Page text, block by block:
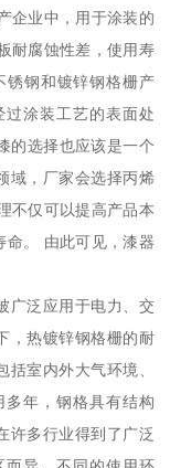
企业中，用于涂装的
耐腐蚀性差，使用寿
锈钢和镀锌钢格栅产
涂装工艺的表面处
的选择也应该是一个
域，厂家会选择丙烯
不仅可以提高产品本
命。 由此可见，漆器
广泛应用于电力、交
，热镀锌钢格栅的耐
室内外大气环境、
年，钢格具有结构
许多行业得到了广泛